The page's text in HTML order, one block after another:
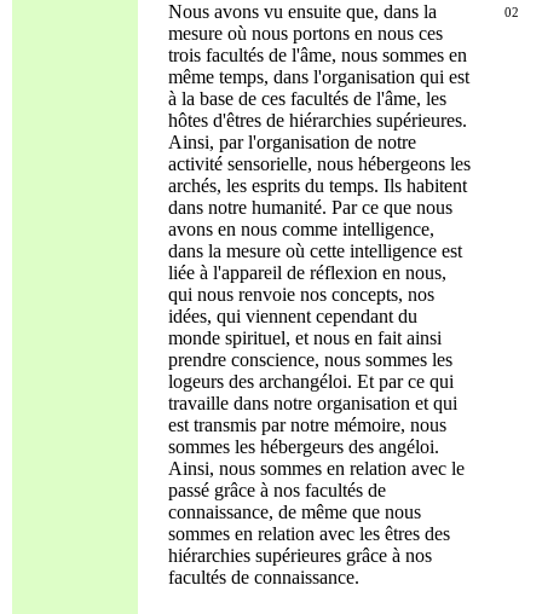
Nous avons vu ensuite que, dans la
mesure où nous portons en nous ces
trois facultés de l'âme, nous sommes en
même temps, dans l'organisation qui est
à la base de ces facultés de l'âme, les
hôtes d'êtres de hiérarchies supérieures.
Ainsi, par l'organisation de notre
activité sensorielle, nous hébergeons les
archés, les esprits du temps. Ils habitent
dans notre humanité. Par ce que nous
avons en nous comme intelligence,
dans la mesure où cette intelligence est
liée à l'appareil de réflexion en nous,
qui nous renvoie nos concepts, nos
idées, qui viennent cependant du
monde spirituel, et nous en fait ainsi
prendre conscience, nous sommes les
logeurs des archangéloi. Et par ce qui
travaille dans notre organisation et qui
est transmis par notre mémoire, nous
sommes les hébergeurs des angéloi.
Ainsi, nous sommes en relation avec le
passé grâce à nos facultés de
connaissance, de même que nous
sommes en relation avec les êtres des
hiérarchies supérieures grâce à nos
facultés de connaissance.
02